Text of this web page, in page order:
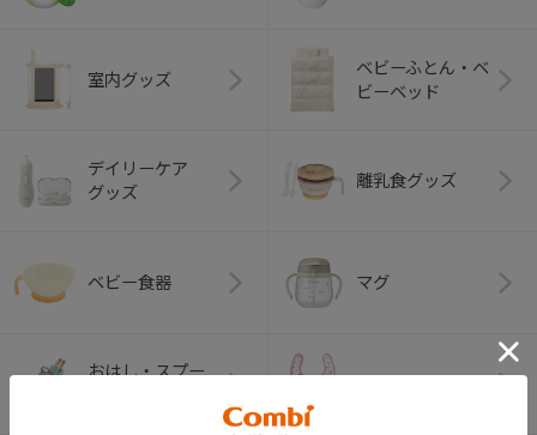
室内グッズ
ベビーふとん・ベ
ビーベッド
デイリーケア
グッズ
離乳食グッズ
ベビー食器 マグ
おはし・スプー